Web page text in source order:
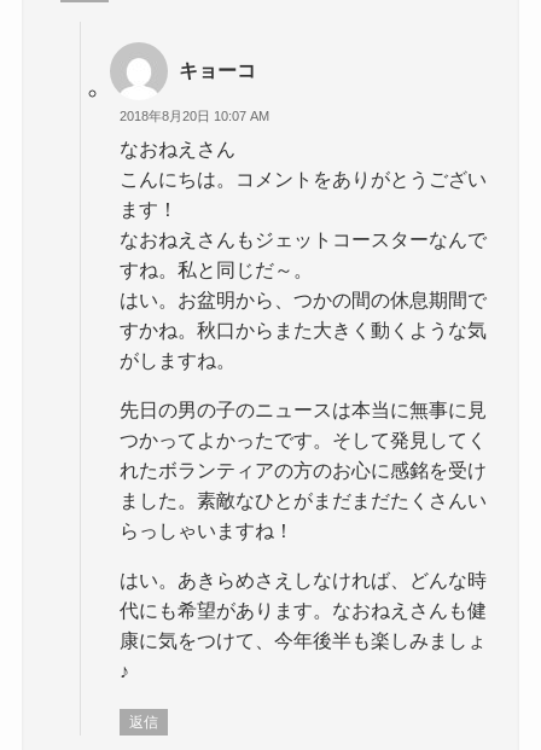
キョーコ
2018年8月20日 10:07 AM
なおねえさん
こんにちは。コメントをありがとうござい
ます！
なおねえさんもジェットコースターなんで
すね。私と同じだ～。
はい。お盆明から、つかの間の休息期間で
すかね。秋口からまた大きく動くような気
がしますね。
先日の男の子のニュースは本当に無事に見
つかってよかったです。そして発見してく
れたボランティアの方のお心に感銘を受け
ました。素敵なひとがまだまだたくさんい
らっしゃいますね！
はい。あきらめさえしなければ、どんな時
代にも希望があります。なおねえさんも健
康に気をつけて、今年後半も楽しみましょ
♪
返信